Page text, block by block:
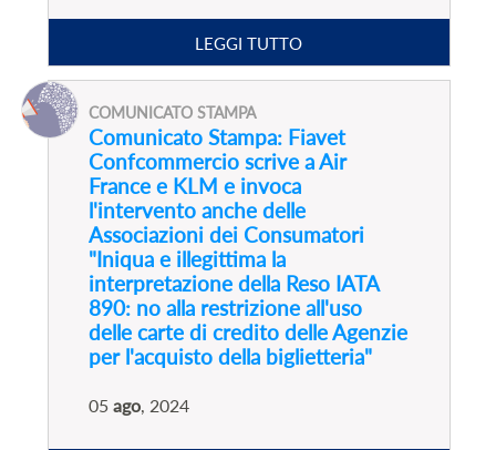
LEGGI TUTTO
COMUNICATO STAMPA
Comunicato Stampa: Fiavet
Confcommercio scrive a Air
France e KLM e invoca
l'intervento anche delle
Associazioni dei Consumatori
"Iniqua e illegittima la
interpretazione della Reso IATA
890: no alla restrizione all'uso
delle carte di credito delle Agenzie
per l'acquisto della biglietteria"
05 ago, 2024